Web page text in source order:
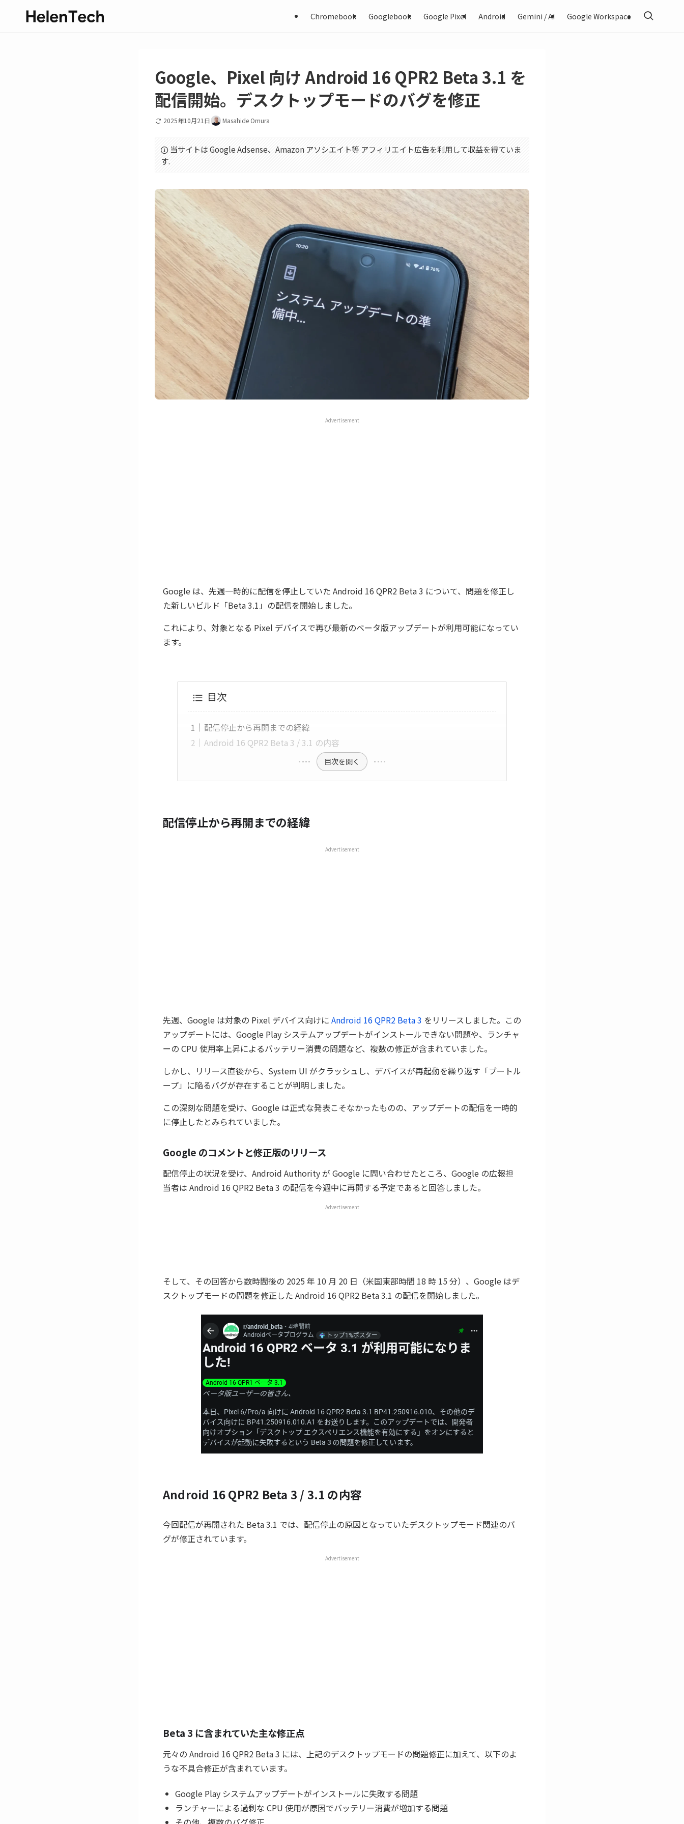
Chromebook Googlebook Google Pixel Android Gemini / AI Google Workspace
Google、Pixel 向け Android 16 QPR2 Beta 3.1 を
配信開始。デスクトップモードのバグを修正
2025年10月21日 Masahide Omura
当サイトは Google Adsense、Amazon アソシエイト等 アフィリエイト広告を利用して収益を得ていま
す.
Advertisement
Google は、先週一時的に配信を停止していた Android 16 QPR2 Beta 3 について、問題を修正し
た新しいビルド「Beta 3.1」の配信を開始しました。
これにより、対象となる Pixel デバイスで再び最新のベータ版アップデートが利用可能になってい
ます。
目次
配信停止から再開までの経緯
Android 16 QPR2 Beta 3 / 3.1 の内容
目次を開く
配信停止から再開までの経緯
Advertisement
先週、Google は対象の Pixel デバイス向けに Android 16 QPR2 Beta 3 をリリースしました。この
アップデートには、Google Play システムアップデートがインストールできない問題や、ランチャ
ーの CPU 使用率上昇によるバッテリー消費の問題など、複数の修正が含まれていました。
しかし、リリース直後から、System UI がクラッシュし、デバイスが再起動を繰り返す「ブートル
ープ」に陥るバグが存在することが判明しました。
この深刻な問題を受け、Google は正式な発表こそなかったものの、アップデートの配信を一時的
に停止したとみられていました。
Google のコメントと修正版のリリース
配信停止の状況を受け、Android Authority が Google に問い合わせたところ、Google の広報担
当者は Android 16 QPR2 Beta 3 の配信を今週中に再開する予定であると回答しました。
Advertisement
そして、その回答から数時間後の 2025 年 10 月 20 日（米国東部時間 18 時 15 分）、Google はデ
スクトップモードの問題を修正した Android 16 QPR2 Beta 3.1 の配信を開始しました。
Android 16 QPR2 Beta 3 / 3.1 の内容
今回配信が再開された Beta 3.1 では、配信停止の原因となっていたデスクトップモード関連のバ
グが修正されています。
Advertisement
Beta 3 に含まれていた主な修正点
元々の Android 16 QPR2 Beta 3 には、上記のデスクトップモードの問題修正に加えて、以下のよ
うな不具合修正が含まれています。
Google Play システムアップデートがインストールに失敗する問題
ランチャーによる過剰な CPU 使用が原因でバッテリー消費が増加する問題